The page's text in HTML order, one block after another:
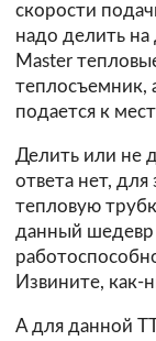
скорости
надо делить на
Master
теплосъемник,
подается к
Делить или не
ответа нет,
тепловую
данный шедевр
Извините, как-
А для данной